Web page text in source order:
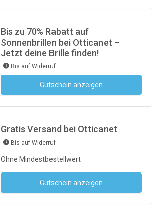
Bis zu 70% Rabatt auf
Sonnenbrillen bei Otticanet –
Jetzt deine Brille finden!
Bis auf Widerruf
Gutschein anzeigen
Gratis Versand bei Otticanet
Bis auf Widerruf
Ohne Mindestbestellwert
Gutschein anzeigen